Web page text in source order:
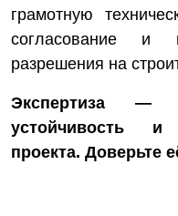
грамотную
согласование и
разрешения на
Экспертиза —
устойчивость
проекта. Доверьте